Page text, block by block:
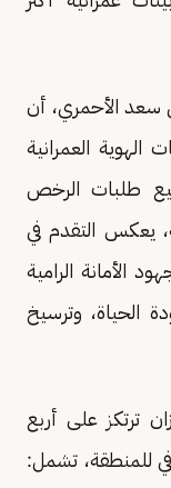
سعد الأحمري، أن
الهوية العمرانية
طلبات الرخص
يعكس التقدم في
الأمانة الرامية
الحياة، وترسيخ
ترتكز على أربع
للمنطقة، تشمل: